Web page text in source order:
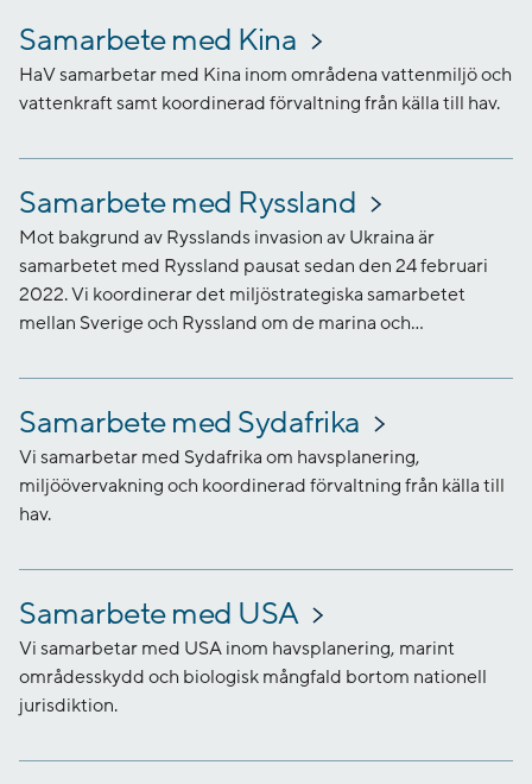
Samarbete med Kina
HaV samarbetar med Kina inom områdena vattenmiljö och
vattenkraft samt koordinerad förvaltning från källa till hav.
Samarbete med Ryssland
Mot bakgrund av Rysslands invasion av Ukraina är
samarbetet med Ryssland pausat sedan den 24 februari
2022. Vi koordinerar det miljöstrategiska samarbetet
mellan Sverige och Ryssland om de marina och...
Samarbete med Sydafrika
Vi samarbetar med Sydafrika om havsplanering,
miljöövervakning och koordinerad förvaltning från källa till
hav.
Samarbete med USA
Vi samarbetar med USA inom havsplanering, marint
områdesskydd och biologisk mångfald bortom nationell
jurisdiktion.